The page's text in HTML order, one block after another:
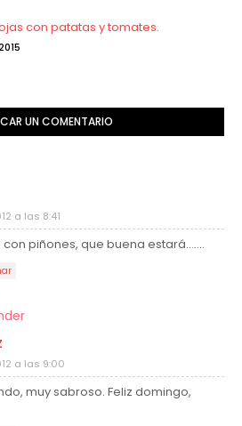
con patatas y tomates.
UN COMENTARIO
a las 8:41
piñones, que buena estará.......
a las 9:00
muy sabroso. Feliz domingo,